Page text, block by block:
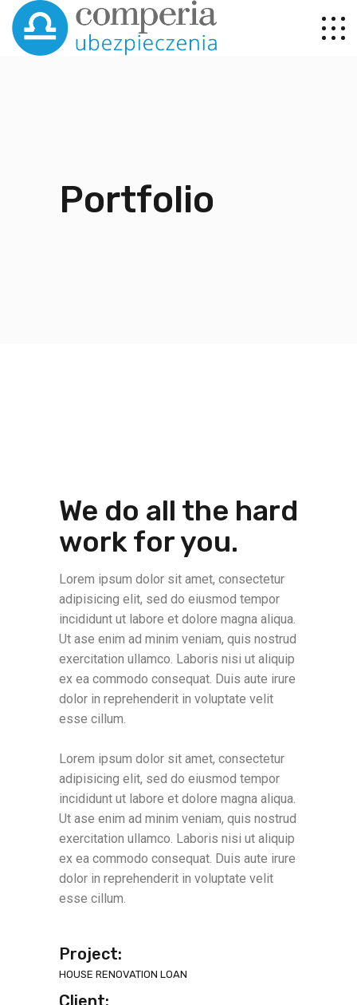
Portfolio
We do all the hard
work for you.
Lorem ipsum dolor sit amet, consectetur
adipisicing elit, sed do eiusmod tempor
incididunt ut labore et dolore magna aliqua.
Ut ase enim ad minim veniam, quis nostrud
exercitation ullamco. Laboris nisi ut aliquip
ex ea commodo consequat. Duis aute irure
dolor in reprehenderit in voluptate velit
esse cillum.
Lorem ipsum dolor sit amet, consectetur
adipisicing elit, sed do eiusmod tempor
incididunt ut labore et dolore magna aliqua.
Ut ase enim ad minim veniam, quis nostrud
exercitation ullamco. Laboris nisi ut aliquip
ex ea commodo consequat. Duis aute irure
dolor in reprehenderit in voluptate velit
esse cillum.
Project:
HOUSE RENOVATION LOAN
Client: